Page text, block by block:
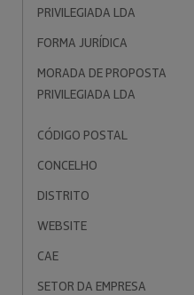
PRIVILEGIADA LDA
FORMA JURÍDICA
MORADA DE PROPOSTA
PRIVILEGIADA LDA
CÓDIGO POSTAL
CONCELHO
DISTRITO
WEBSITE
CAE
SETOR DA EMPRESA